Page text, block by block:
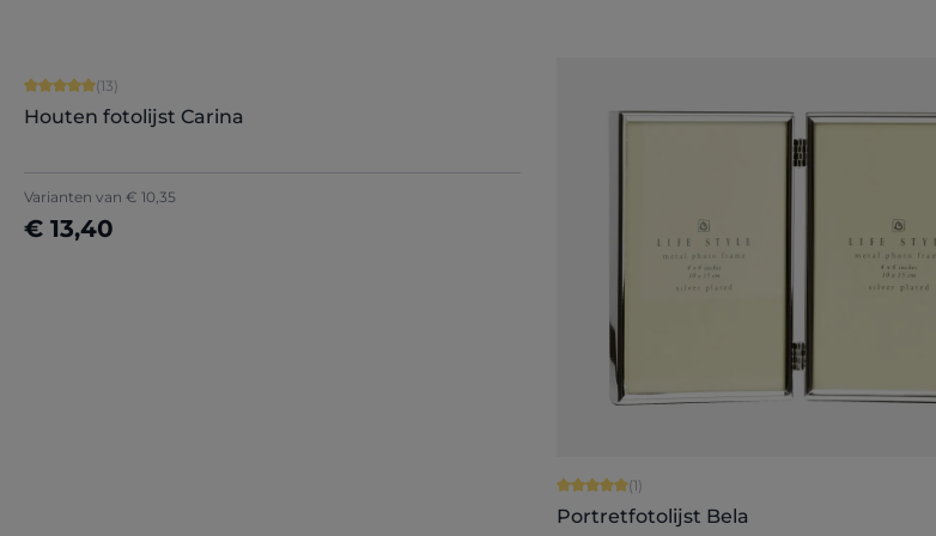
Gemiddelde waardering van 5 van 5 sterren
(13)
Houten fotolijst Carina
Varianten van € 10,35
€ 13,40
Gemiddelde waardering van 5 van 5 sterren
(1)
Portretfotolijst Bela